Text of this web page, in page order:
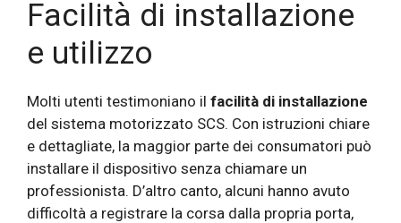
Facilità di installazione
e utilizzo
Molti utenti testimoniano il facilità di installazione
del sistema motorizzato SCS. Con istruzioni chiare
e dettagliate, la maggior parte dei consumatori può
installare il dispositivo senza chiamare un
professionista. D’altro canto, alcuni hanno avuto
difficoltà a registrare la corsa dalla propria porta,